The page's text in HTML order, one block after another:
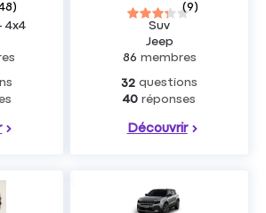
)
4x4
(9)
Suv
Jeep
86 membres
32 questions
40 réponses
Découvrir